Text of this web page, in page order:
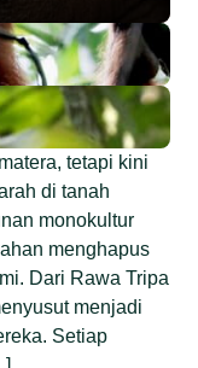
tetapi kini
di tanah
monokultur
menghapus
Dari Rawa Tripa
menjadi
Setiap